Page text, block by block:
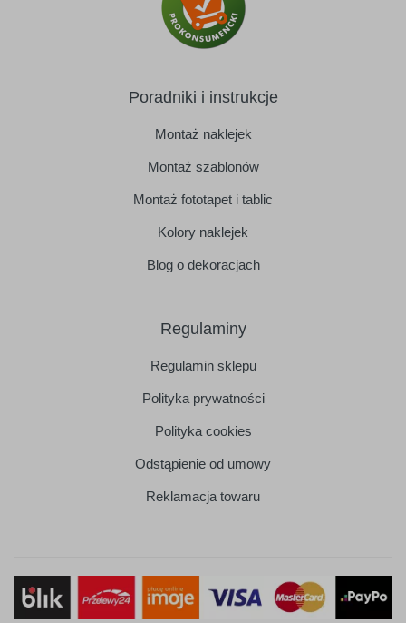
Poradniki i instrukcje
Montaż naklejek
Montaż szablonów
Montaż fototapet i tablic
Kolory naklejek
Blog o dekoracjach
Regulaminy
Regulamin sklepu
Polityka prywatności
Polityka cookies
Odstąpienie od umowy
Reklamacja towaru